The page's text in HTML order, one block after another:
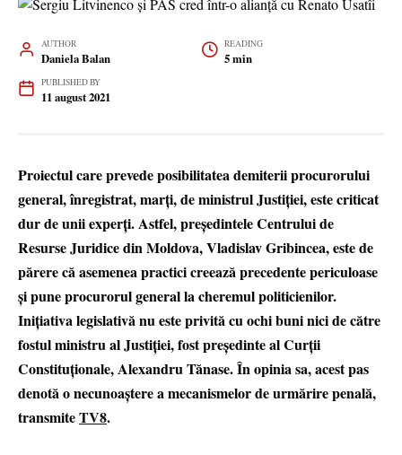
AUTHOR
Daniela Balan
READING
5 min
PUBLISHED BY
11 august 2021
Proiectul care prevede posibilitatea demiterii procurorului
general, înregistrat, marți, de ministrul Justiției, este criticat
dur de unii experți. Astfel, președintele Centrului de
Resurse Juridice din Moldova, Vladislav Gribincea, este de
părere că asemenea practici creează precedente periculoase
și pune procurorul general la cheremul politicienilor.
Inițiativa legislativă nu este privită cu ochi buni nici de către
fostul ministru al Justiției, fost președinte al Curții
Constituționale, Alexandru Tănase. În opinia sa, acest pas
denotă o necunoaștere a mecanismelor de urmărire penală,
transmiteTV8.